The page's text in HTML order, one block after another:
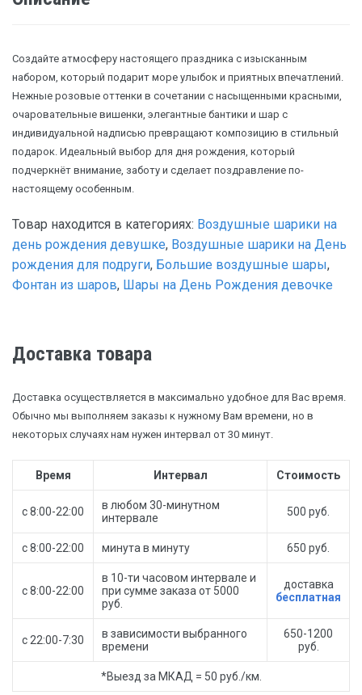
Создайте атмосферу настоящего праздника с изысканным
набором, который подарит море улыбок и приятных впечатлений.
Нежные розовые оттенки в сочетании с насыщенными красными,
очаровательные вишенки, элегантные бантики и шар с
индивидуальной надписью превращают композицию в стильный
подарок. Идеальный выбор для дня рождения, который
подчеркнёт внимание, заботу и сделает поздравление по-
настоящему особенным.
Товар находится в категориях: Воздушные шарики на
день рождения девушке, Воздушные шарики на День
рождения для подруги, Большие воздушные шары,
Фонтан из шаров, Шары на День Рождения девочке
Доставка товара
Доставка осуществляется в максимально удобное для Вас время.
Обычно мы выполняем заказы к нужному Вам времени, но в
некоторых случаях нам нужен интервал от 30 минут.
Время Интервал Стоимость
с 8:00-22:00
в любом 30-минутном
интервале
500 руб.
с 8:00-22:00 минута в минуту 650 руб.
с 8:00-22:00
в 10-ти часовом интервале и
при сумме заказа от 5000
руб.
доставка
бесплатная
с 22:00-7:30
в зависимости выбранного
времени
650-1200
руб.
*Выезд за МКАД = 50 руб./км.